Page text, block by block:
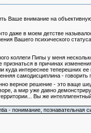
Ваше внимание на
даже в моем детстве
Вашего психического
коллеги Пипы у меня
признаться в причинах
интереснее теперешних ее
самодисциплина -
верное решение - это ваще
а мир уже давно
Вы же
- понимание,